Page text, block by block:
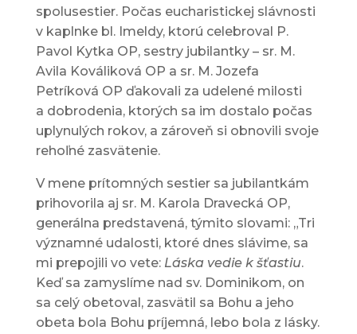
spolusestier. Počas eucharistickej slávnosti
v kaplnke bl. Imeldy, ktorú celebroval P.
Pavol Kytka OP, sestry jubilantky – sr. M.
Avila Kováliková OP a sr. M. Jozefa
Petríková OP ďakovali za udelené milosti
a dobrodenia, ktorých sa im dostalo počas
uplynulých rokov, a zároveň si obnovili svoje
rehoľné zasvätenie.
V mene prítomných sestier sa jubilantkám
prihovorila aj sr. M. Karola Dravecká OP,
generálna predstavená, týmito slovami: „Tri
významné udalosti, ktoré dnes slávime, sa
mi prepojili vo vete: Láska vedie k šťastiu.
Keď sa zamyslíme nad sv. Dominikom, on
sa celý obetoval, zasvätil sa Bohu a jeho
obeta bola Bohu príjemná, lebo bola z lásky.